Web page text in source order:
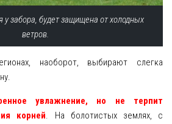
забора, будет защищена от холодных
ветров.
наоборот, выбирают слегка
увлажнение, но не терпит
корней. На болотистых землях, с